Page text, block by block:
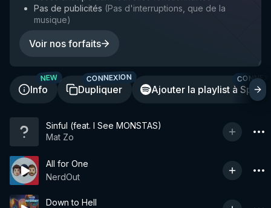
Pas de publicités (Pas d'interruptions, que de la
musique)
Voir nos forfaits
Info
NEW
Dupliquer
CONNEXION
Ajouter la playlist à
Sinful (feat. I See MONSTAS)
Mat Zo
All for One
NerdOut
Down to Hell